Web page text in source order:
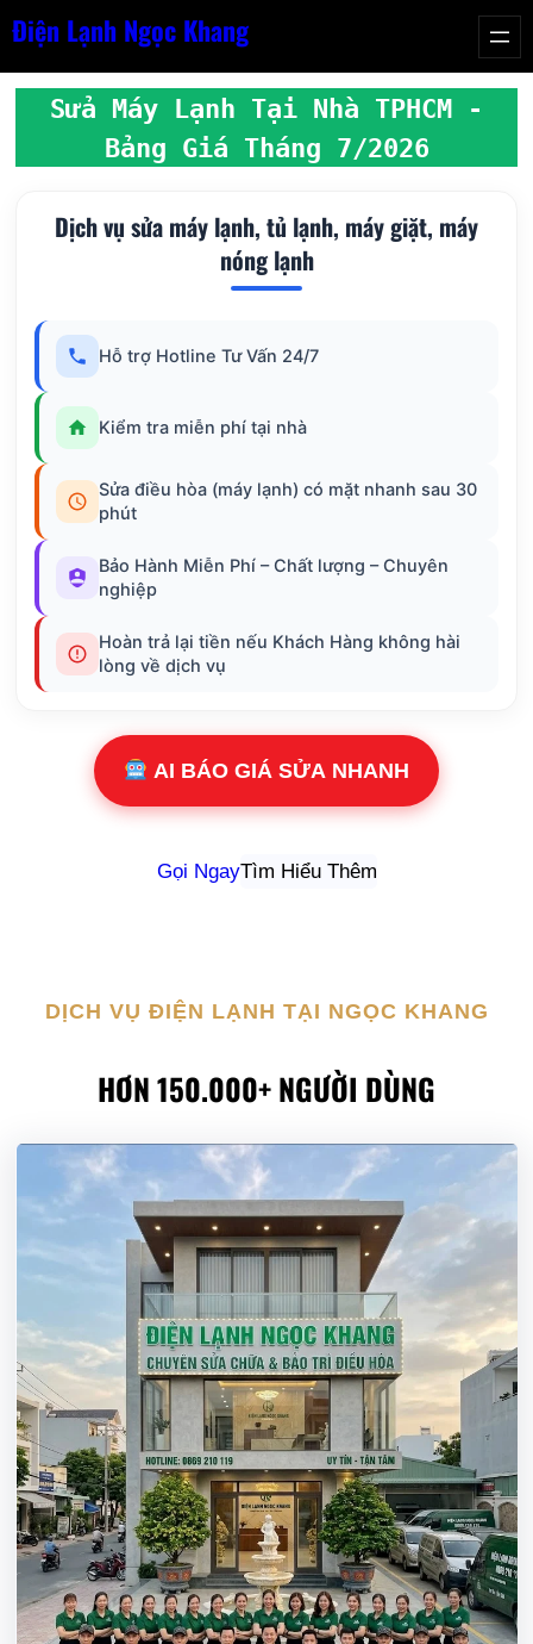
Chuyển
phần
Điện Lạnh Ngọc Khang
Sửa Máy Lạnh Tại Nhà TPHCM -
Bảng Giá Tháng 7/2026
Dịch vụ sửa máy lạnh, tủ lạnh, máy giặt, máy
nóng lạnh
Hỗ trợ Hotline Tư Vấn 24/7
Kiểm tra miễn phí tại nhà
Sửa điều hòa (máy lạnh) có mặt nhanh sau 30
phút
Bảo Hành Miễn Phí – Chất lượng – Chuyên
nghiệp
Hoàn trả lại tiền nếu Khách Hàng không hài
lòng về dịch vụ
AI BÁO GIÁ SỬA NHANH
Gọi NgayTìm Hiểu Thêm
DỊCH VỤ ĐIỆN LẠNH TẠI NGỌC KHANG
HƠN 150.000+ NGƯỜI DÙNG